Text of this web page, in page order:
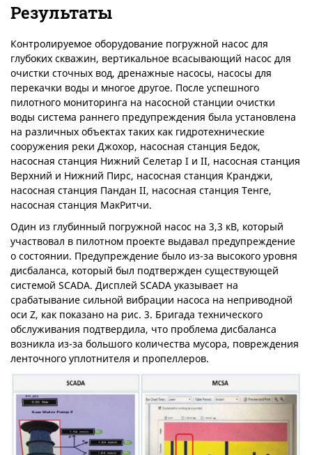
Результаты
Контролируемое оборудование погружной насос для
глубоких скважин, вертикальное всасывающий насос для
очистки сточных вод, дренажные насосы, насосы для
перекачки воды и многое другое. После успешного
пилотного мониторинга на насосной станции очистки
воды система раннего предупреждения была установлена
на различных объектах таких как гидротехнические
сооружения реки Джохор, насосная станция Бедок,
насосная станция Нижний Селетар I и II, насосная станция
Верхний и Нижний Пирс, насосная станция Кранджи,
насосная станция Пандан II, насосная станция Тенге,
насосная станция МакРитчи.
Один из глубинный погружной насос на 3,3 кВ, который
участвовал в пилотном проекте выдавал предупреждение
о состоянии. Предупреждение было из-за высокого уровня
дисбаланса, который был подтвержден существующей
системой SCADA. Дисплей SCADA указывает на
срабатывание сильной вибрации насоса на неприводной
оси Z, как показано на рис. 3. Бригада технического
обслуживания подтвердила, что проблема дисбаланса
возникла из-за большого количества мусора, повреждения
ленточного уплотнителя и пропеллеров.